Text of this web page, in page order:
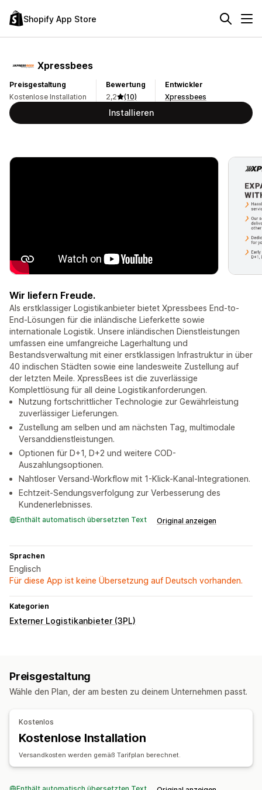
Shopify App Store
Xpressbees
Preisgestaltung
Kostenlose Installation
Bewertung
2,2
(10)
Entwickler
Xpressbees
Installieren
Wir liefern Freude.
Als erstklassiger Logistikanbieter bietet Xpressbees End-to-
End-Lösungen für die inländische Lieferkette sowie
internationale Logistik. Unsere inländischen Dienstleistungen
umfassen eine umfangreiche Lagerhaltung und
Bestandsverwaltung mit einer erstklassigen Infrastruktur in über
40 indischen Städten sowie eine landesweite Zustellung auf
der letzten Meile. XpressBees ist die zuverlässige
Komplettlösung für all deine Logistikanforderungen.
Nutzung fortschrittlicher Technologie zur Gewährleistung
zuverlässiger Lieferungen.
Zustellung am selben und am nächsten Tag, multimodale
Versanddienstleistungen.
Optionen für D+1, D+2 und weitere COD-
Auszahlungsoptionen.
Nahtloser Versand-Workflow mit 1-Klick-Kanal-Integrationen.
Echtzeit-Sendungsverfolgung zur Verbesserung des
Kundenerlebnisses.
Enthält automatisch übersetzten Text Original anzeigen
Sprachen
Englisch
Für diese App ist keine Übersetzung auf Deutsch vorhanden.
Kategorien
Externer Logistikanbieter (3PL)
Preisgestaltung
Wähle den Plan, der am besten zu deinem Unternehmen passt.
Kostenlos
Kostenlose Installation
Versandkosten werden gemäß Tarifplan berechnet.